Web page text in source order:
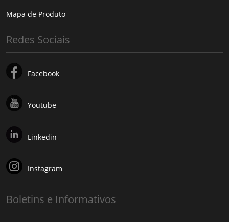
Mapa de Produto
Redes Sociais
Facebook
Youtube
Linkedin
Instagram
Boletins e Informativos